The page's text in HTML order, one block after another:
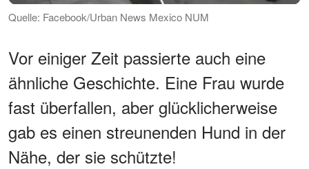
Quelle: Facebook/Urban News Mexico NUM
Vor einiger Zeit passierte auch eine
ähnliche Geschichte. Eine Frau wurde
fast überfallen, aber glücklicherweise
gab es einen streunenden Hund in der
Nähe, der sie schützte!